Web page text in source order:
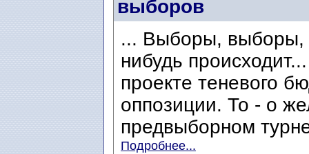
выборов
... Выборы, выборы,
нибудь
проекте теневого
оппозиции. То - о
предвыборном
Подробнее...